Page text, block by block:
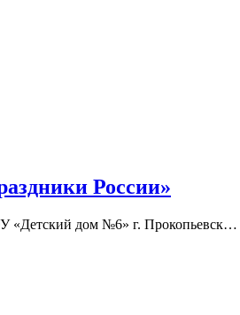
России»
«Детский дом №6» г. Прокопьевск…